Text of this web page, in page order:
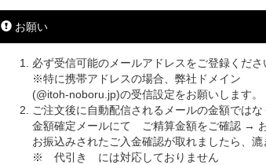
お願い
必ず受信可能のメールアドレスをご登録くださ
※特に携帯アドレスの場合、弊社ドメイン
(@itoh-noboru.jp)の受信設定をお願いします。
ご注文後に自動配信されるメールの金額では
金額確定メールにて ご精算金額をご確認 →
お振込みされたご入金確認が取れましたら、漉
※ 代引き には対応しておりません